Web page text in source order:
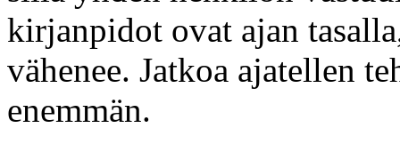
kirjanpidot ovat ajan
vähenee. Jatkoa ajatellen
enemmän.